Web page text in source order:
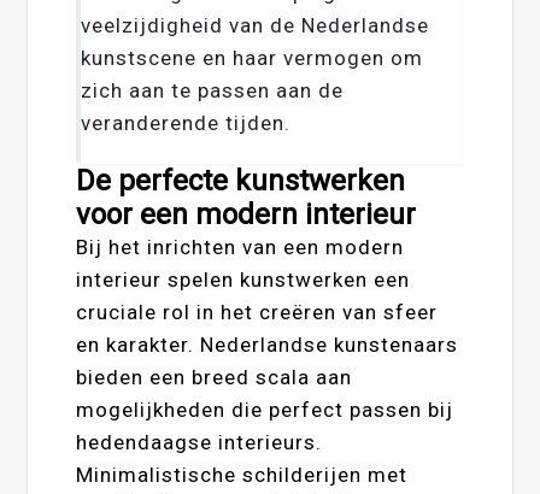
veelzijdigheid van de Nederlandse
kunstscene en haar vermogen om
zich aan te passen aan de
veranderende tijden.
De perfecte kunstwerken
voor een modern interieur
Bij het inrichten van een modern
interieur spelen kunstwerken een
cruciale rol in het creëren van sfeer
en karakter. Nederlandse kunstenaars
bieden een breed scala aan
mogelijkheden die perfect passen bij
hedendaagse interieurs.
Minimalistische schilderijen met